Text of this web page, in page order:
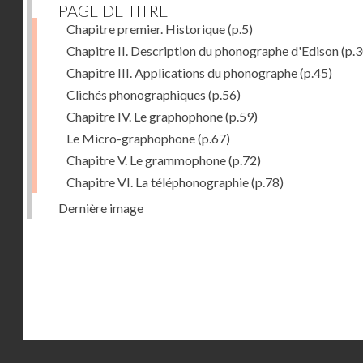
PAGE DE TITRE
Chapitre premier. Historique(p.5)
Chapitre II. Description du phonographe d'Edison
Chapitre III. Applications du phonographe(p.45)
Clichés phonographiques (p.56)
Chapitre IV. Le graphophone(p.59)
Le Micro-graphophone(p.67)
Chapitre V. Le grammophone(p.72)
Chapitre VI. La téléphonographie(p.78)
Dernière image